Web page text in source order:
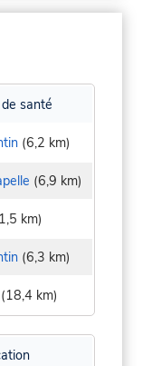
santé
(6,2 km)
(6,9 km)
km)
(6,3 km)
(18,4 km)